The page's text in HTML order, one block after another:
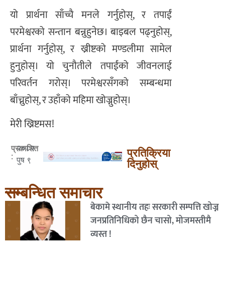
यो प्रार्थना साँच्चै मनले गर्नुहोस्, र तपाईं
परमेश्वरको सन्तान बन्नुहुनेछ। बाइबल पढ्नुहोस्,
प्रार्थना गर्नुहोस्, र ख्रीष्टको मण्डलीमा सामेल
हुनुहोस्। यो चुनौतीले तपाईंको जीवनलाई
परिवर्तन गरोस्। परमेश्वरसँगको सम्बन्धमा
बाँच्नुहोस्, र उहाँको महिमा खोज्नुहोस्।
मेरी ख्रिष्टमस!
प्रकाशित
:
२०८२
पुष ९
प्रतिक्रिया
दिनुहोस्
सम्बन्धित समाचार
बेकामे स्थानीय तहः सरकारी सम्पत्ति खोज्न
जनप्रतिनिधिको छैन चासो, मोजमस्तीमै
व्यस्त !